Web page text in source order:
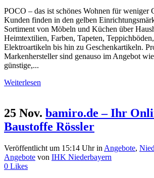
POCO – das ist schönes Wohnen für weniger
Kunden finden in den gelben
Sortiment von Möbeln und Küchen über
Heimtextilien, Farben, Tapeten,
Elektroartikeln bis hin zu Geschenkartikeln.
Markenhersteller sind genauso im Angebot
günstige,...
Weiterlesen
25 Nov. bamiro.de – Ihr
Baustoffe Rössler
Veröffentlicht um 15:14 Uhrin Angebote,
Angebote von IHK Niederbayern
0 Likes